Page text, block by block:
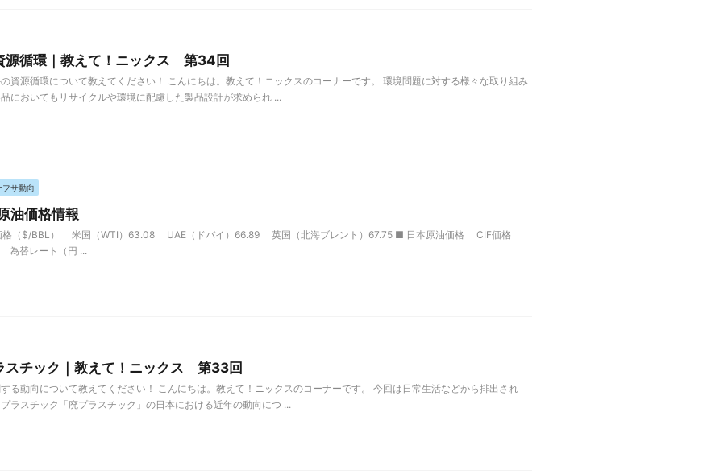
源循環｜教えて！ニックス 第34回
資源循環について教えてください！ こんにちは。教えて！ニックスのコーナーです。 環境問題に対する様々な取り組み
においてもリサイクルや環境に配慮した製品設計が求められ ...
フサ動向
油価格情報
格（$/BBL） 米国（WTI）63.08 UAE（ドバイ）66.89 英国（北海ブレント）67.75 ■ 日本原油価格 CIF価格
為替レート（円 ...
スチック｜教えて！ニックス 第33回
る動向について教えてください！ こんにちは。教えて！ニックスのコーナーです。 今回は日常生活などから排出され
ラスチック「廃プラスチック」の日本における近年の動向につ ...